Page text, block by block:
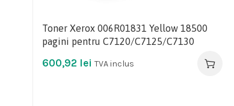
Toner Xerox 006R01831 Yellow 18500
pagini pentru C7120/C7125/C7130
600,92 lei TVA inclus